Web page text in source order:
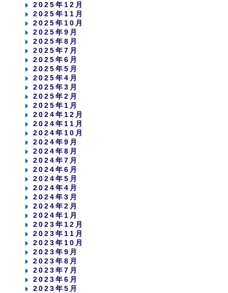
2025年12月
2025年11月
2025年10月
2025年9月
2025年8月
2025年7月
2025年6月
2025年5月
2025年4月
2025年3月
2025年2月
2025年1月
2024年12月
2024年11月
2024年10月
2024年9月
2024年8月
2024年7月
2024年6月
2024年5月
2024年4月
2024年3月
2024年2月
2024年1月
2023年12月
2023年11月
2023年10月
2023年9月
2023年8月
2023年7月
2023年6月
2023年5月